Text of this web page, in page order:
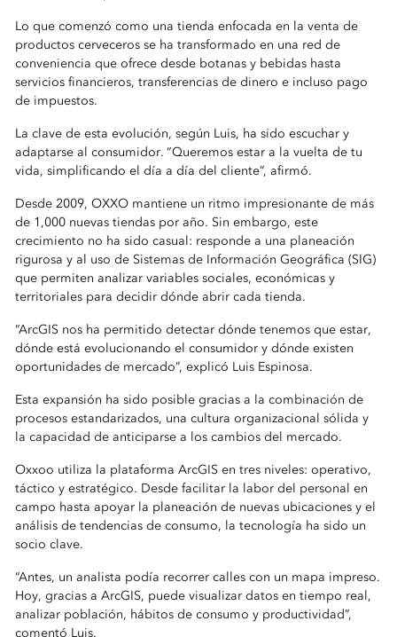
Lo que comenzó como una tienda enfocada en la venta de
productos cerveceros se ha transformado en una red de
conveniencia que ofrece desde botanas y bebidas hasta
servicios financieros, transferencias de dinero e incluso pago
de impuestos.
La clave de esta evolución, según Luis, ha sido escuchar y
adaptarse al consumidor. “Queremos estar a la vuelta de tu
vida, simplificando el día a día del cliente”, afirmó.
Desde 2009, OXXO mantiene un ritmo impresionante de más
de 1,000 nuevas tiendas por año. Sin embargo, este
crecimiento no ha sido casual: responde a una planeación
rigurosa y al uso de Sistemas de Información Geográfica (SIG)
que permiten analizar variables sociales, económicas y
territoriales para decidir dónde abrir cada tienda.
“ArcGIS nos ha permitido detectar dónde tenemos que estar,
dónde está evolucionando el consumidor y dónde existen
oportunidades de mercado”, explicó Luis Espinosa.
Esta expansión ha sido posible gracias a la combinación de
procesos estandarizados, una cultura organizacional sólida y
la capacidad de anticiparse a los cambios del mercado.
Oxxoo utiliza la plataforma ArcGIS en tres niveles: operativo,
táctico y estratégico. Desde facilitar la labor del personal en
campo hasta apoyar la planeación de nuevas ubicaciones y el
análisis de tendencias de consumo, la tecnología ha sido un
socio clave.
“Antes, un analista podía recorrer calles con un mapa impreso.
Hoy, gracias a ArcGIS, puede visualizar datos en tiempo real,
analizar población, hábitos de consumo y productividad”,
comentó Luis.